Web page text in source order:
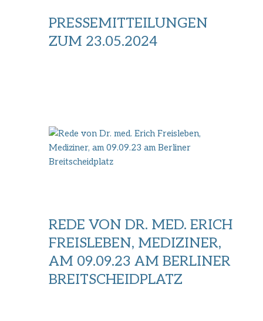
PRESSEMITTEILUNGEN
ZUM 23.05.2024
REDE VON DR. MED. ERICH
FREISLEBEN, MEDIZINER,
AM 09.09.23 AM BERLINER
BREITSCHEIDPLATZ